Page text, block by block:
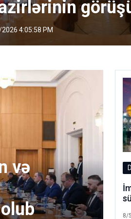
4:05:58 PM
qatarı
8/